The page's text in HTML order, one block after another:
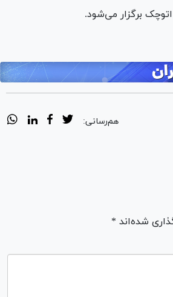
هم‌رسانی:
شده‌اند *